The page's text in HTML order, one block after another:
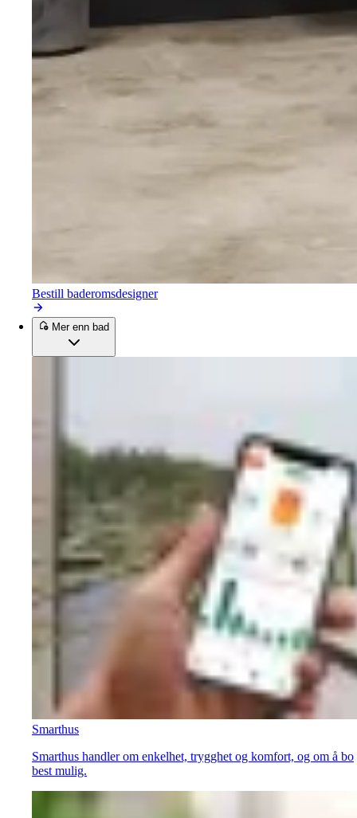
Bestill baderomsdesigner
Mer enn bad
Smarthus
Smarthus handler om enkelhet, trygghet og komfort, og om å bo
best mulig.